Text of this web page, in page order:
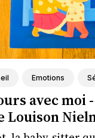
Emotions
avec moi
Louison